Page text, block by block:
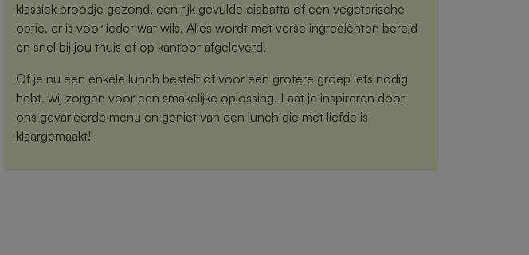
klassiek broodje gezond, een rijk gevulde ciabatta of een vegetarische
optie, er is voor ieder wat wils. Alles wordt met verse ingrediënten bereid
en snel bij jou thuis of op kantoor afgeleverd.
Of je nu een enkele lunch bestelt of voor een grotere groep iets nodig
hebt, wij zorgen voor een smakelijke oplossing. Laat je inspireren door
ons gevarieerde menu en geniet van een lunch die met liefde is
klaargemaakt!